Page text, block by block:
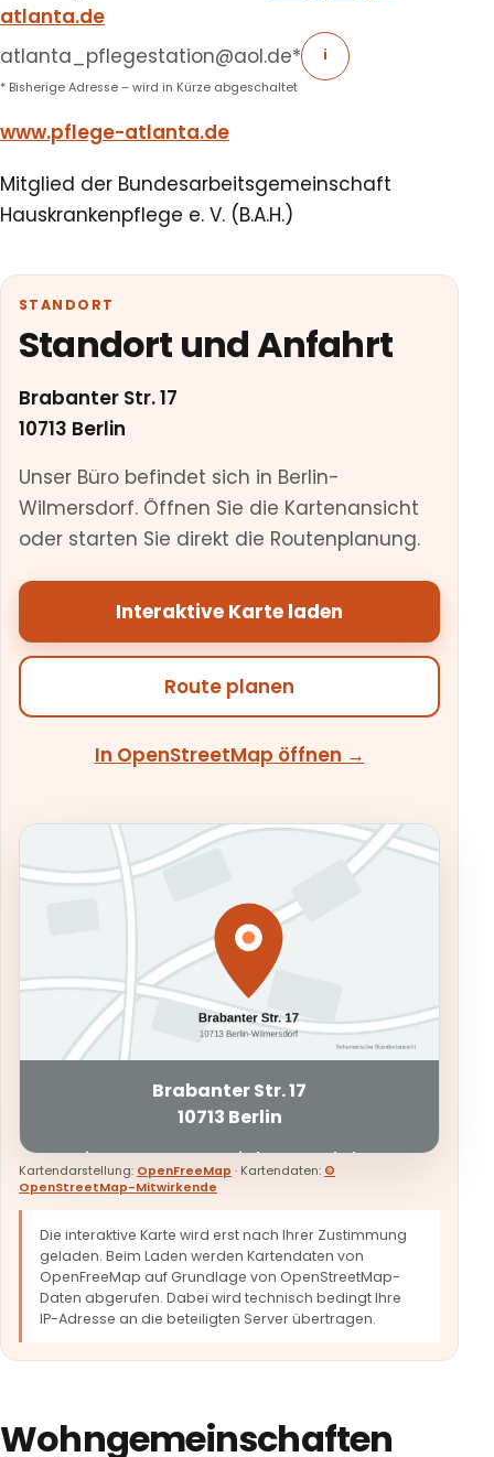
atlanta.de
atlanta_pflegestation@aol.de* i
* Bisherige Adresse – wird in Kürze abgeschaltet
www.pflege-atlanta.de
Mitglied der Bundesarbeitsgemeinschaft
Hauskrankenpflege e. V. (B.A.H.)
STANDORT
Standort und Anfahrt
Brabanter Str. 17
10713 Berlin
Unser Büro befindet sich in Berlin-
Wilmersdorf. Öffnen Sie die Kartenansicht
oder starten Sie direkt die Routenplanung.
Interaktive Karte laden
Route planen
In OpenStreetMap öffnen →
Brabanter Str. 17
10713 Berlin
Die externe Karte wird erst nach Ihrer
Zustimmung geladen.
Interaktive Karte laden
Kartendarstellung: OpenFreeMap · Kartendaten: ©
OpenStreetMap-Mitwirkende
Die interaktive Karte wird erst nach Ihrer Zustimmung
geladen. Beim Laden werden Kartendaten von
OpenFreeMap auf Grundlage von OpenStreetMap-
Daten abgerufen. Dabei wird technisch bedingt Ihre
IP-Adresse an die beteiligten Server übertragen.
Wohngemeinschaften